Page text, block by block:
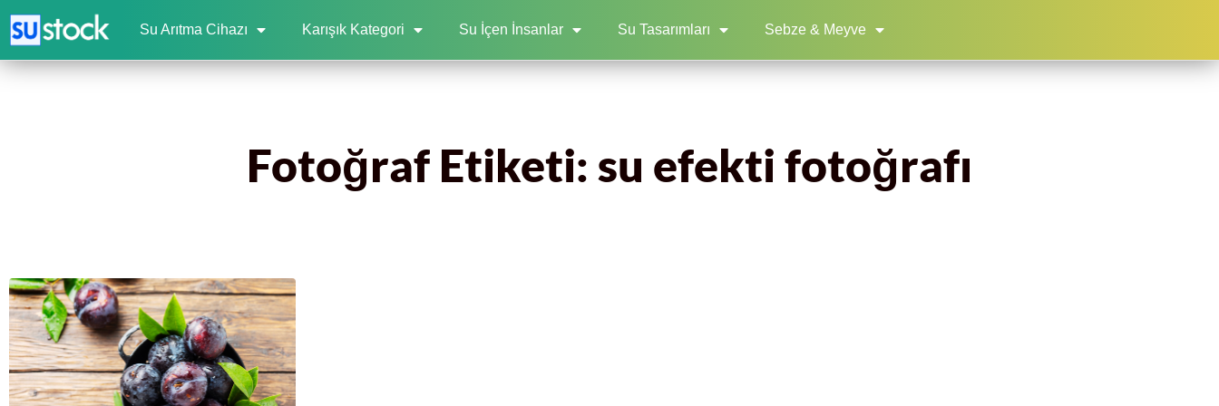
Su Arıtma Cihazı Karışık Kategori Su İçen İnsanlar Su Tasarımları Sebze & Meyve
Fotoğraf Etiketi: su efekti fotoğrafı